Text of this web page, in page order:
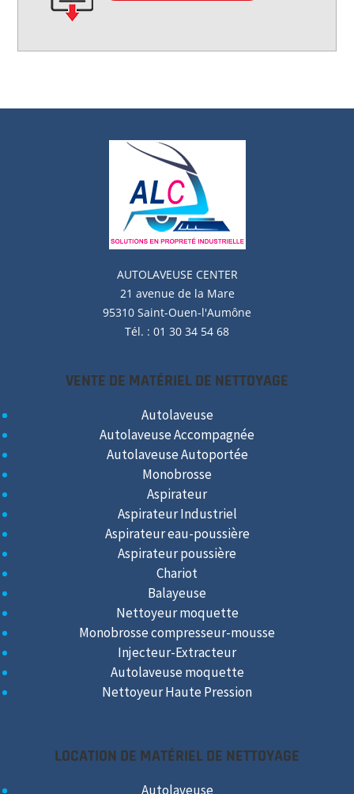
AUTOLAVEUSE CENTER
21 avenue de la Mare
95310 Saint-Ouen-l'Aumône
Tél. : 01 30 34 54 68
VENTE DE MATÉRIEL DE NETTOYAGE
Autolaveuse
Autolaveuse Accompagnée
Autolaveuse Autoportée
Monobrosse
Aspirateur
Aspirateur Industriel
Aspirateur eau-poussière
Aspirateur poussière
Chariot
Balayeuse
Nettoyeur moquette
Monobrosse compresseur-mousse
Injecteur-Extracteur
Autolaveuse moquette
Nettoyeur Haute Pression
LOCATION DE MATÉRIEL DE NETTOYAGE
Autolaveuse